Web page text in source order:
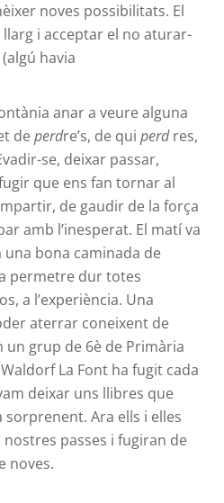
noves possibilitats. El
i acceptar el no aturar-
havia
anar a veure alguna
deperdre’s, de quiperdres,
se, deixar passar,
que ens fan tornar al
de gaudir de la força
amb l’inesperat. El matí va
bona caminada de
permetre dur totes
a l’experiència. Una
aterrar coneixent de
un grup de 6è de Primària
La Font ha fugit cada
deixar uns llibres que
Ara ells i elles
passes i fugiran de
noves.